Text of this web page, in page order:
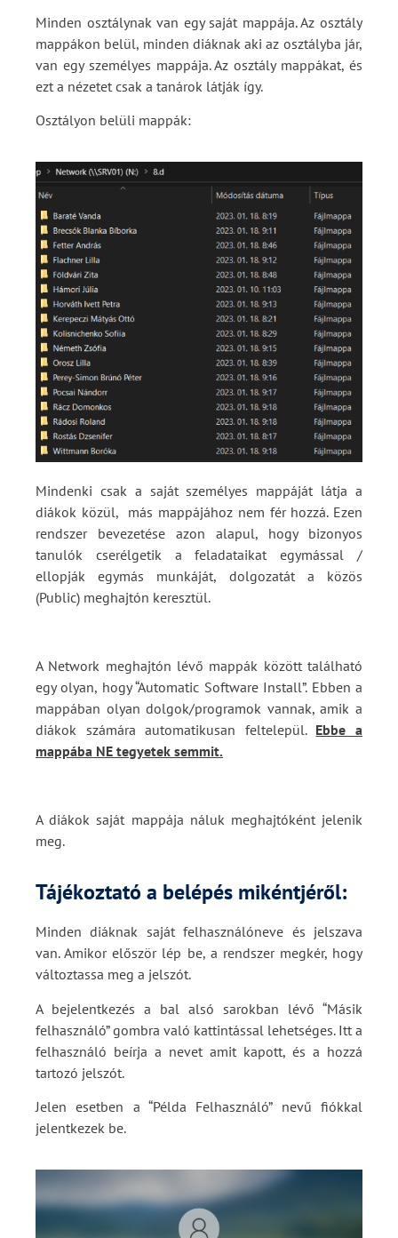
Minden osztálynak van egy saját mappája. Az osztály
mappákon belül, minden diáknak aki az osztályba jár,
van egy személyes mappája. Az osztály mappákat, és
ezt a nézetet csak a tanárok látják így.
Osztályon belüli mappák:
Mindenki csak a saját személyes mappáját látja a
diákok közül, más mappájához nem fér hozzá. Ezen
rendszer bevezetése azon alapul, hogy bizonyos
tanulók cserélgetik a feladataikat egymással /
ellopják egymás munkáját, dolgozatát a közös
(Public) meghajtón keresztül.
A Network meghajtón lévő mappák között található
egy olyan, hogy “Automatic Software Install”. Ebben a
mappában olyan dolgok/programok vannak, amik a
diákok számára automatikusan feltelepül. Ebbe a
mappába NE tegyetek semmit.
A diákok saját mappája náluk meghajtóként jelenik
meg.
Tájékoztató a belépés mikéntjéről:
Minden diáknak saját felhasználóneve és jelszava
van. Amikor először lép be, a rendszer megkér, hogy
változtassa meg a jelszót.
A bejelentkezés a bal alsó sarokban lévő “Másik
felhasználó” gombra való kattintással lehetséges. Itt a
felhasználó beírja a nevet amit kapott, és a hozzá
tartozó jelszót.
Jelen esetben a “Példa Felhasználó” nevű fiókkal
jelentkezek be.